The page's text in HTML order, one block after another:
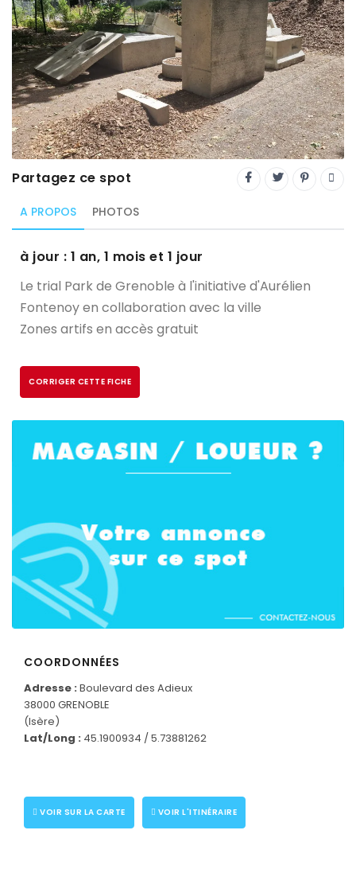
Trial
XC Rando - VTTAE
XCO
Constructeurs-Shapers
Derniers commentaires
Partagez ce spot
A PROPOS PHOTOS
à jour : 1 an, 1 mois et 1 jour
Le trial Park de Grenoble à l'initiative d'Aurélien
Fontenoy en collaboration avec la ville
Zones artifs en accès gratuit
CORRIGER CETTE FICHE
COORDONNÉES
Adresse : Boulevard des Adieux
38000 GRENOBLE
(Isère)
Lat/Long : 45.1900934 / 5.73881262
VOIR SUR LA CARTE VOIR L'ITINÉRAIRE